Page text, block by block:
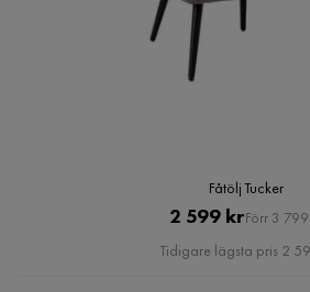
Fåtölj Tucker
Pris
2 599 krOriginal
Pris
Förr 3
Tidigare lägsta pris 2